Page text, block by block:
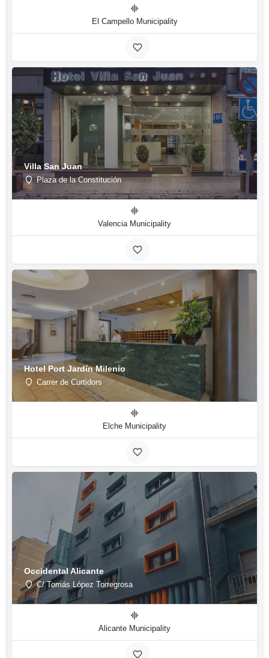
El Campello Municipality
Villa San Juan
Plaza de la Constitución
Valencia Municipality
Hotel Port Jardín Milenio
Carrer de Curtidors
Elche Municipality
Occidental Alicante
C/ Tomás López Torregrosa
Alicante Municipality